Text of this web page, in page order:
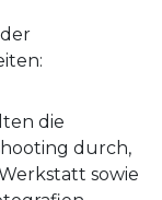
die
durch,
sowie